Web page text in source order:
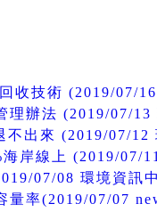
收技術 (2019/07/
理辦法 (2019/07/13
不出來 (2019/07/12
岸線上 (2019/07/
07/08 環境資訊
量率(2019/07/07